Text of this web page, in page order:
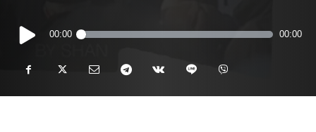
Audio
Player
00:00 00:00